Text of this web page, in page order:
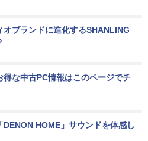
オブランドに進化するSHANLING
得な中古PC情報はこのページでチ
DENON HOME」サウンドを体感し